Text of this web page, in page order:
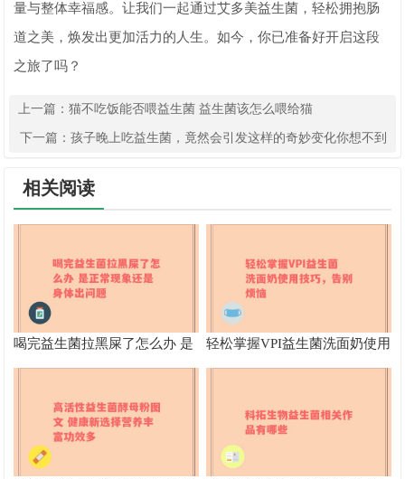
量与整体幸福感。让我们一起通过艾多美益生菌，轻松拥抱肠
道之美，焕发出更加活力的人生。如今，你已准备好开启这段
之旅了吗？
上一篇：猫不吃饭能否喂益生菌 益生菌该怎么喂给猫
下一篇： 孩子晚上吃益生菌，竟然会引发这样的奇妙变化你想不到
相关阅读
喝完益生菌拉黑屎了怎么办 是
正常现象还是身体出问题
轻松掌握VPI益生菌洗面奶使用
技巧，告别烦恼